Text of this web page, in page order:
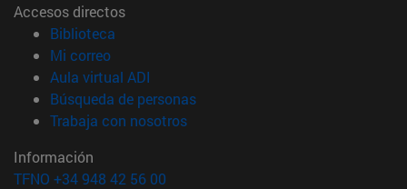
Accesos directos
Biblioteca
Mi correo(abre en nueva ventana)
Aula virtual ADI
Búsqueda de personas(abre en nueva ventana)
Trabaja con nosotros(abre en nueva ventana)
Información
TFNO +34 948 42 56 00